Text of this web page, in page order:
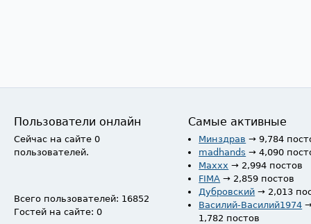
Пользователи онлайн
Сейчас на сайте 0
пользователей.
Всего пользователей: 16852
Гостей на сайте: 0
Самые активные
Минздрав → 9,784
madhands → 4,090
Maxxx → 2,994 постов
FIMA → 2,859 постов
Дубровский → 2,013
Василий-Василий1974
1,782 постов